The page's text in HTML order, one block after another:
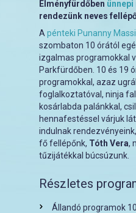
Élményfürdőben
rendezünk neves
A pénteki Punanny
szombaton 10 órától
izgalmas programokkal
Parkfürdőben. 10 és 19
programokkal, azaz
foglalkoztatóval, ninja
kosárlabda palánkkal,
hennafestéssel várjuk
indulnak
fő fellépőnk, Tóth Vera,
tűzijátékkal búcsúzunk.
Részletes
Állandó programok